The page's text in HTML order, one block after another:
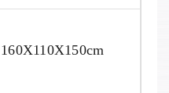
160X110X150cm